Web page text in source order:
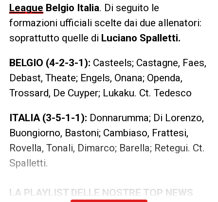
League Belgio Italia. Di seguito le
formazioni ufficiali scelte dai due allenatori:
soprattutto quelle di Luciano Spalletti.
BELGIO (4-2-3-1): Casteels; Castagne, Faes,
Debast, Theate; Engels, Onana; Openda,
Trossard, De Cuyper; Lukaku. Ct. Tedesco
ITALIA (3-5-1-1): Donnarumma; Di Lorenzo,
Buongiorno, Bastoni; Cambiaso, Frattesi,
Rovella, Tonali, Dimarco; Barella; Retegui. Ct.
Spalletti.
LA PLAYLIST DELLE NOSTRE TOP NEWS